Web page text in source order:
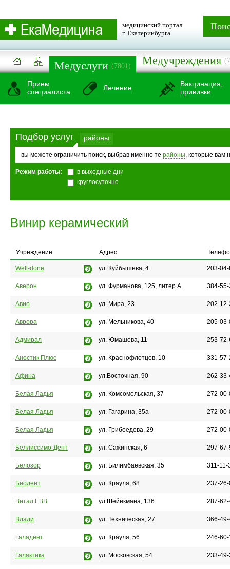
медицинский портал
г. Екатеринбурга
Медуслуги (7801) Медучреждения
Прием
специалиста
Лечение
Вакцинация,
прививки
Подбор услуг районы
вы можете ограничить поиск, выбрав именно те районы, которые вам
Режим работы:
в выходные дни
круглосуточно
Винир керамический
Учреждение Адрес
Well-done ул. Куйбышева, 4 203-
Аверон ул. Фурманова, 125, литер А 384-
Авио ул. Мира, 23 202-
Аврора ул. Мельникова, 40 205-
Адмирал ул. Юмашева, 11 253-
Анестик Плюс ул. Краснофлотцев, 10 331-
Афина ул.Восточная, 90 262-
Белая Ладья ул. Комсомольская, 37 272-
Белая Ладья ул. Гагарина, 35а 272-
Белая Ладья ул. Грибоедова, 29 272-
Беллиссимо-Дент ул. Сажинская, 6 297-
Белозор ул. Билимбаевская, 35 311-11-
Биодент ул. Крауля, 68 237-
Витал ЕВВ ул.Шейнкмана, 136 287-
Влади ул. Техническая, 27 366-
Галадент ул. Крауля, 56 246-
Галактика ул. Московская, 54 233-